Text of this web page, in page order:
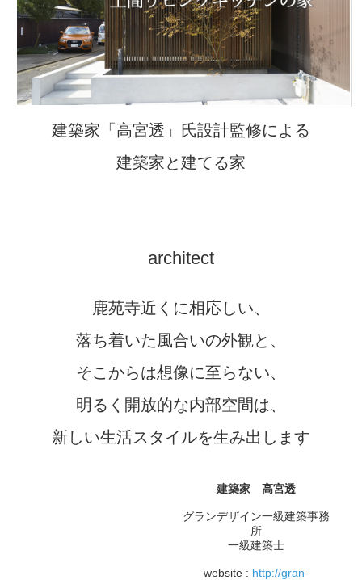
建築家「高宮透」氏設計監修による
建築家と建てる家
architect
鹿苑寺近くに相応しい、
落ち着いた風合いの外観と、
そこからは想像に至らない、
明るく開放的な内部空間は、
新しい生活スタイルを生み出します
建築家 高宮透
グランデザイン一級建築事務
所
一級建築士
website : http://gran-